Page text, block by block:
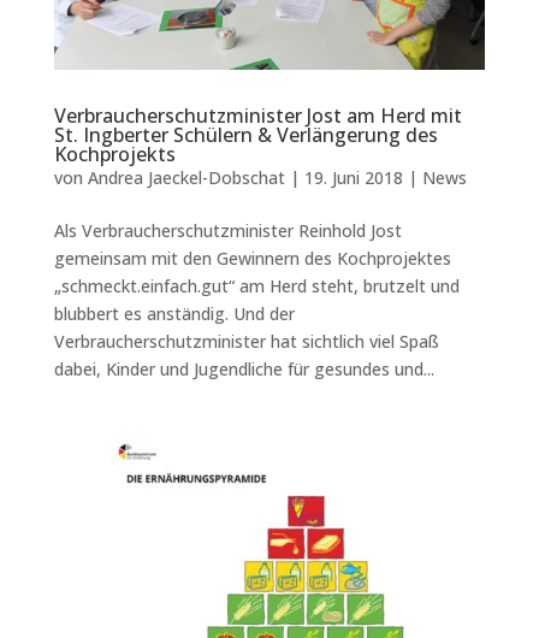
Verbraucherschutzminister Jost am Herd mit
St. Ingberter Schülern & Verlängerung des
Kochprojekts
von Andrea Jaeckel-Dobschat| 19. Juni 2018 | News
Als Verbraucherschutzminister Reinhold Jost
gemeinsam mit den Gewinnern des Kochprojektes
„schmeckt.einfach.gut“ am Herd steht, brutzelt und
blubbert es anständig. Und der
Verbraucherschutzminister hat sichtlich viel Spaß
dabei, Kinder und Jugendliche für gesundes und...